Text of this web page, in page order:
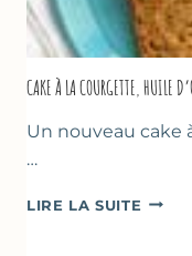
CAKE À LA COURGETTE, HUILE
Un nouveau cake
…
LIRE LA SUITE CAKE